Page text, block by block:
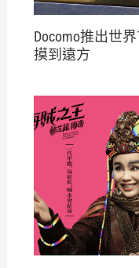
Docomo推出世
摸到遠方